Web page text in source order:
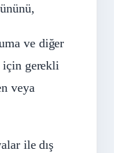
ve diğer
için gerekli
veya
ile dış